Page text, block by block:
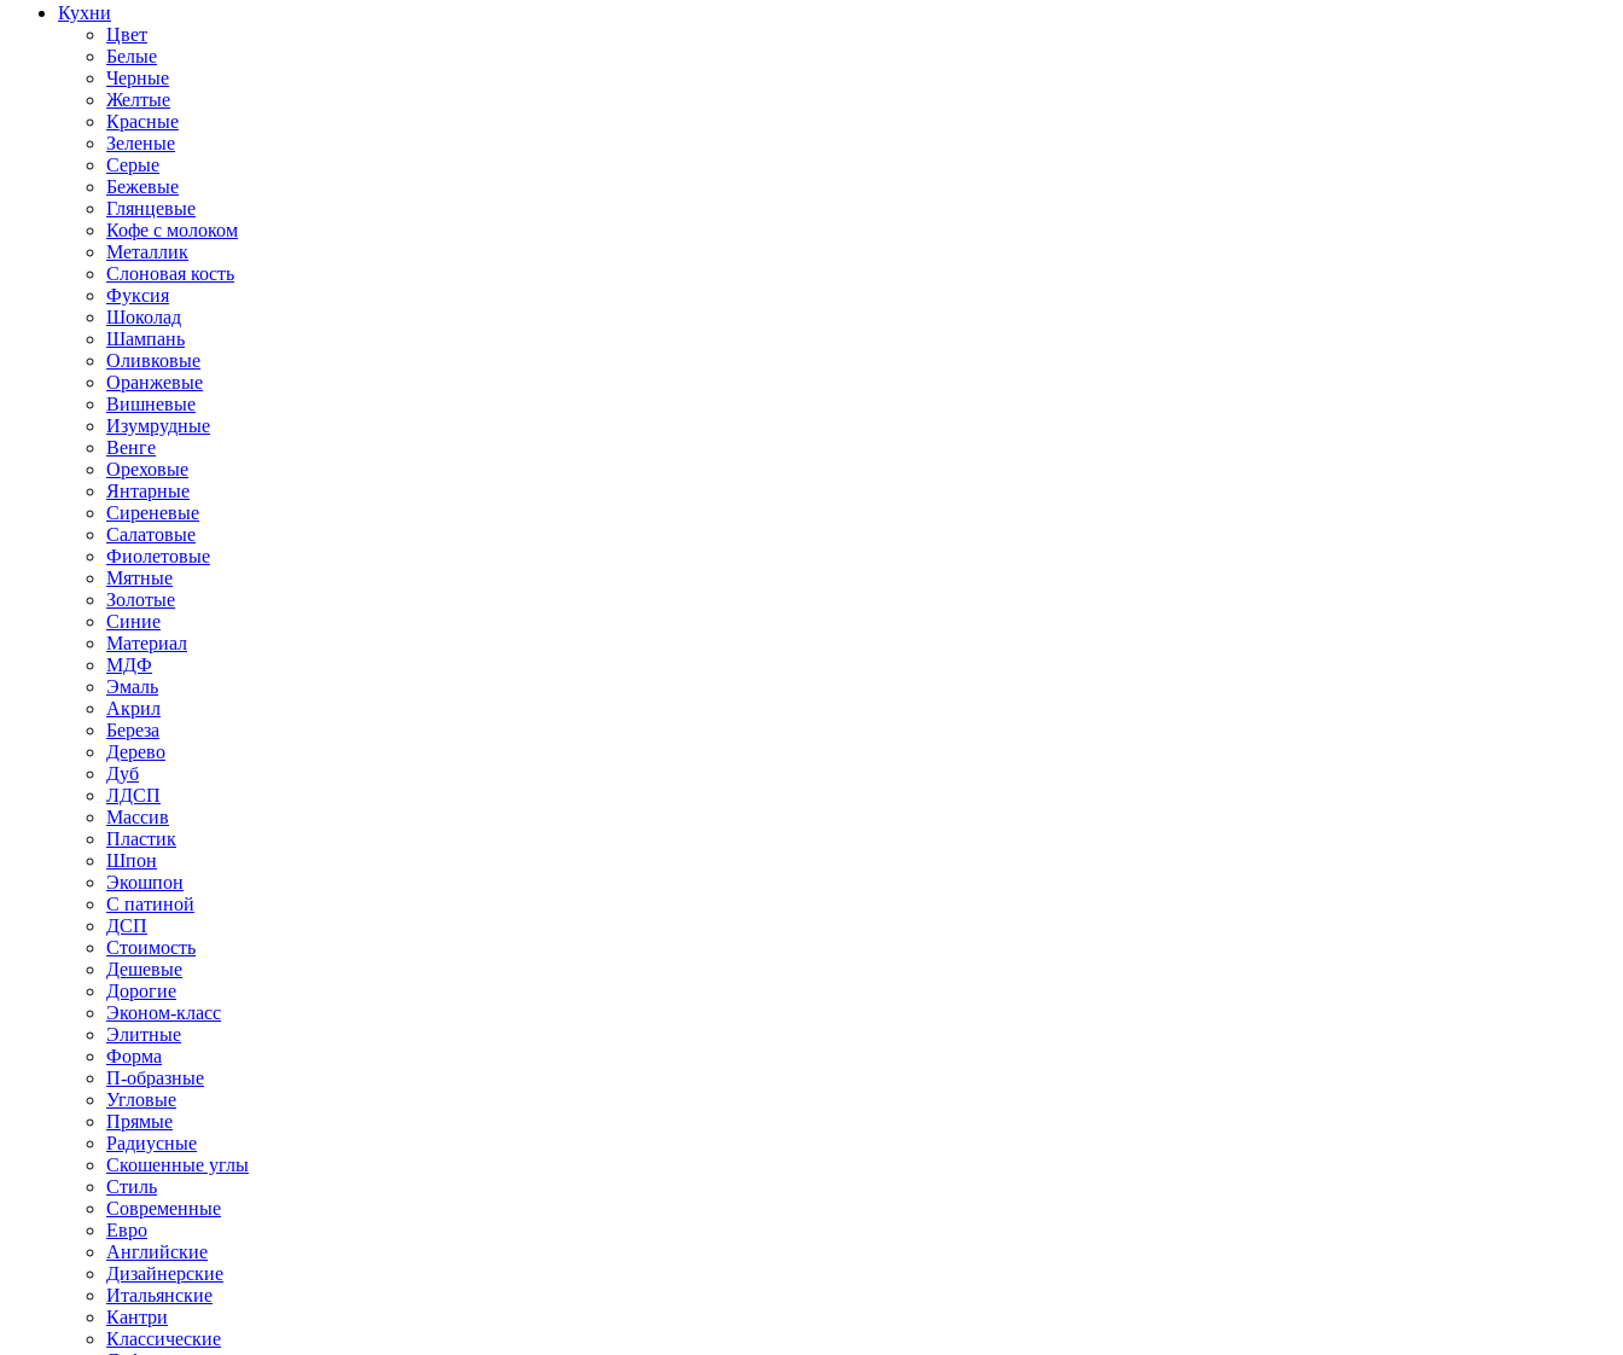
Кухни
Цвет
Белые
Черные
Желтые
Красные
Зеленые
Серые
Бежевые
Глянцевые
Кофе с молоком
Металлик
Слоновая кость
Фуксия
Шоколад
Шампань
Оливковые
Оранжевые
Вишневые
Изумрудные
Венге
Ореховые
Янтарные
Сиреневые
Салатовые
Фиолетовые
Мятные
Золотые
Синие
Материал
МДФ
Эмаль
Акрил
Береза
Дерево
Дуб
ЛДСП
Массив
Пластик
Шпон
Экошпон
С патиной
ДСП
Стоимость
Дешевые
Дорогие
Эконом-класс
Элитные
Форма
П-образные
Угловые
Прямые
Радиусные
Скошенные углы
Стиль
Современные
Евро
Английские
Дизайнерские
Итальянские
Кантри
Классические